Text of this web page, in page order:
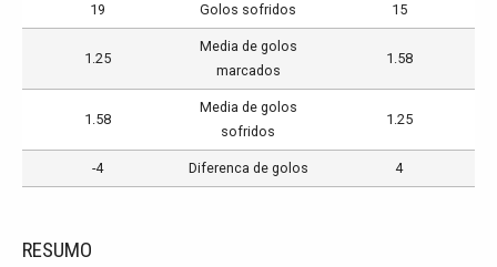
19 Golos sofridos 15
1.25
Media de golos
marcados
1.58
1.58
Media de golos
sofridos
1.25
-4 Diferenca de golos 4
RESUMO